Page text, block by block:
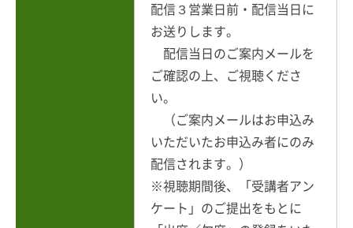
配信３営業日前・配信当日に
お送りします。
配信当日のご案内メールを
ご確認の上、ご視聴くださ
い。
（ご案内メールはお申込み
いただいたお申込み者にのみ
配信されます。）
※視聴期間後、「受講者アン
ケート」のご提出をもとに